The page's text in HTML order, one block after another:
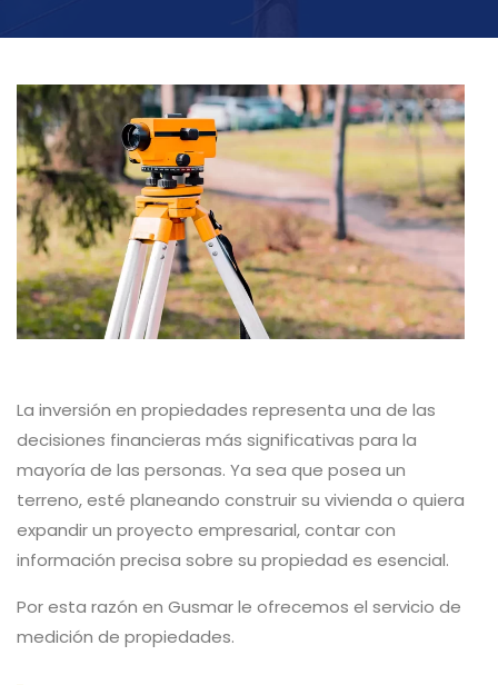
La inversión en propiedades representa una de las
decisiones financieras más significativas para la
mayoría de las personas. Ya sea que posea un
terreno, esté planeando construir su vivienda o quiera
expandir un proyecto empresarial, contar con
información precisa sobre su propiedad es esencial.
Por esta razón en Gusmar le ofrecemos el servicio de
medición de propiedades.